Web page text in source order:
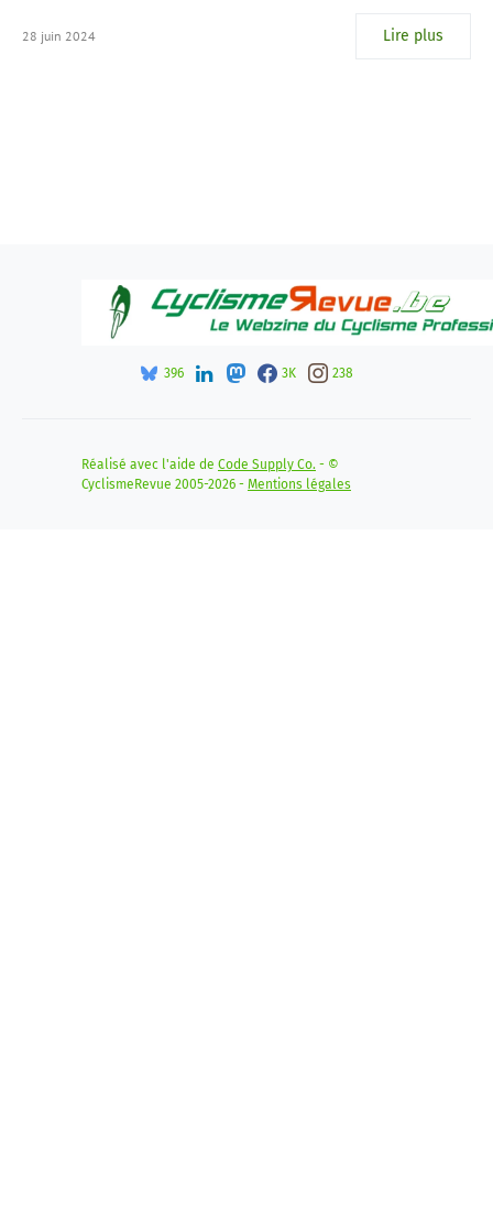
28 juin 2024 Lire plus
396 3K 238
Réalisé avec l'aide de Code Supply Co. - ©
CyclismeRevue 2005-2026 - Mentions légales